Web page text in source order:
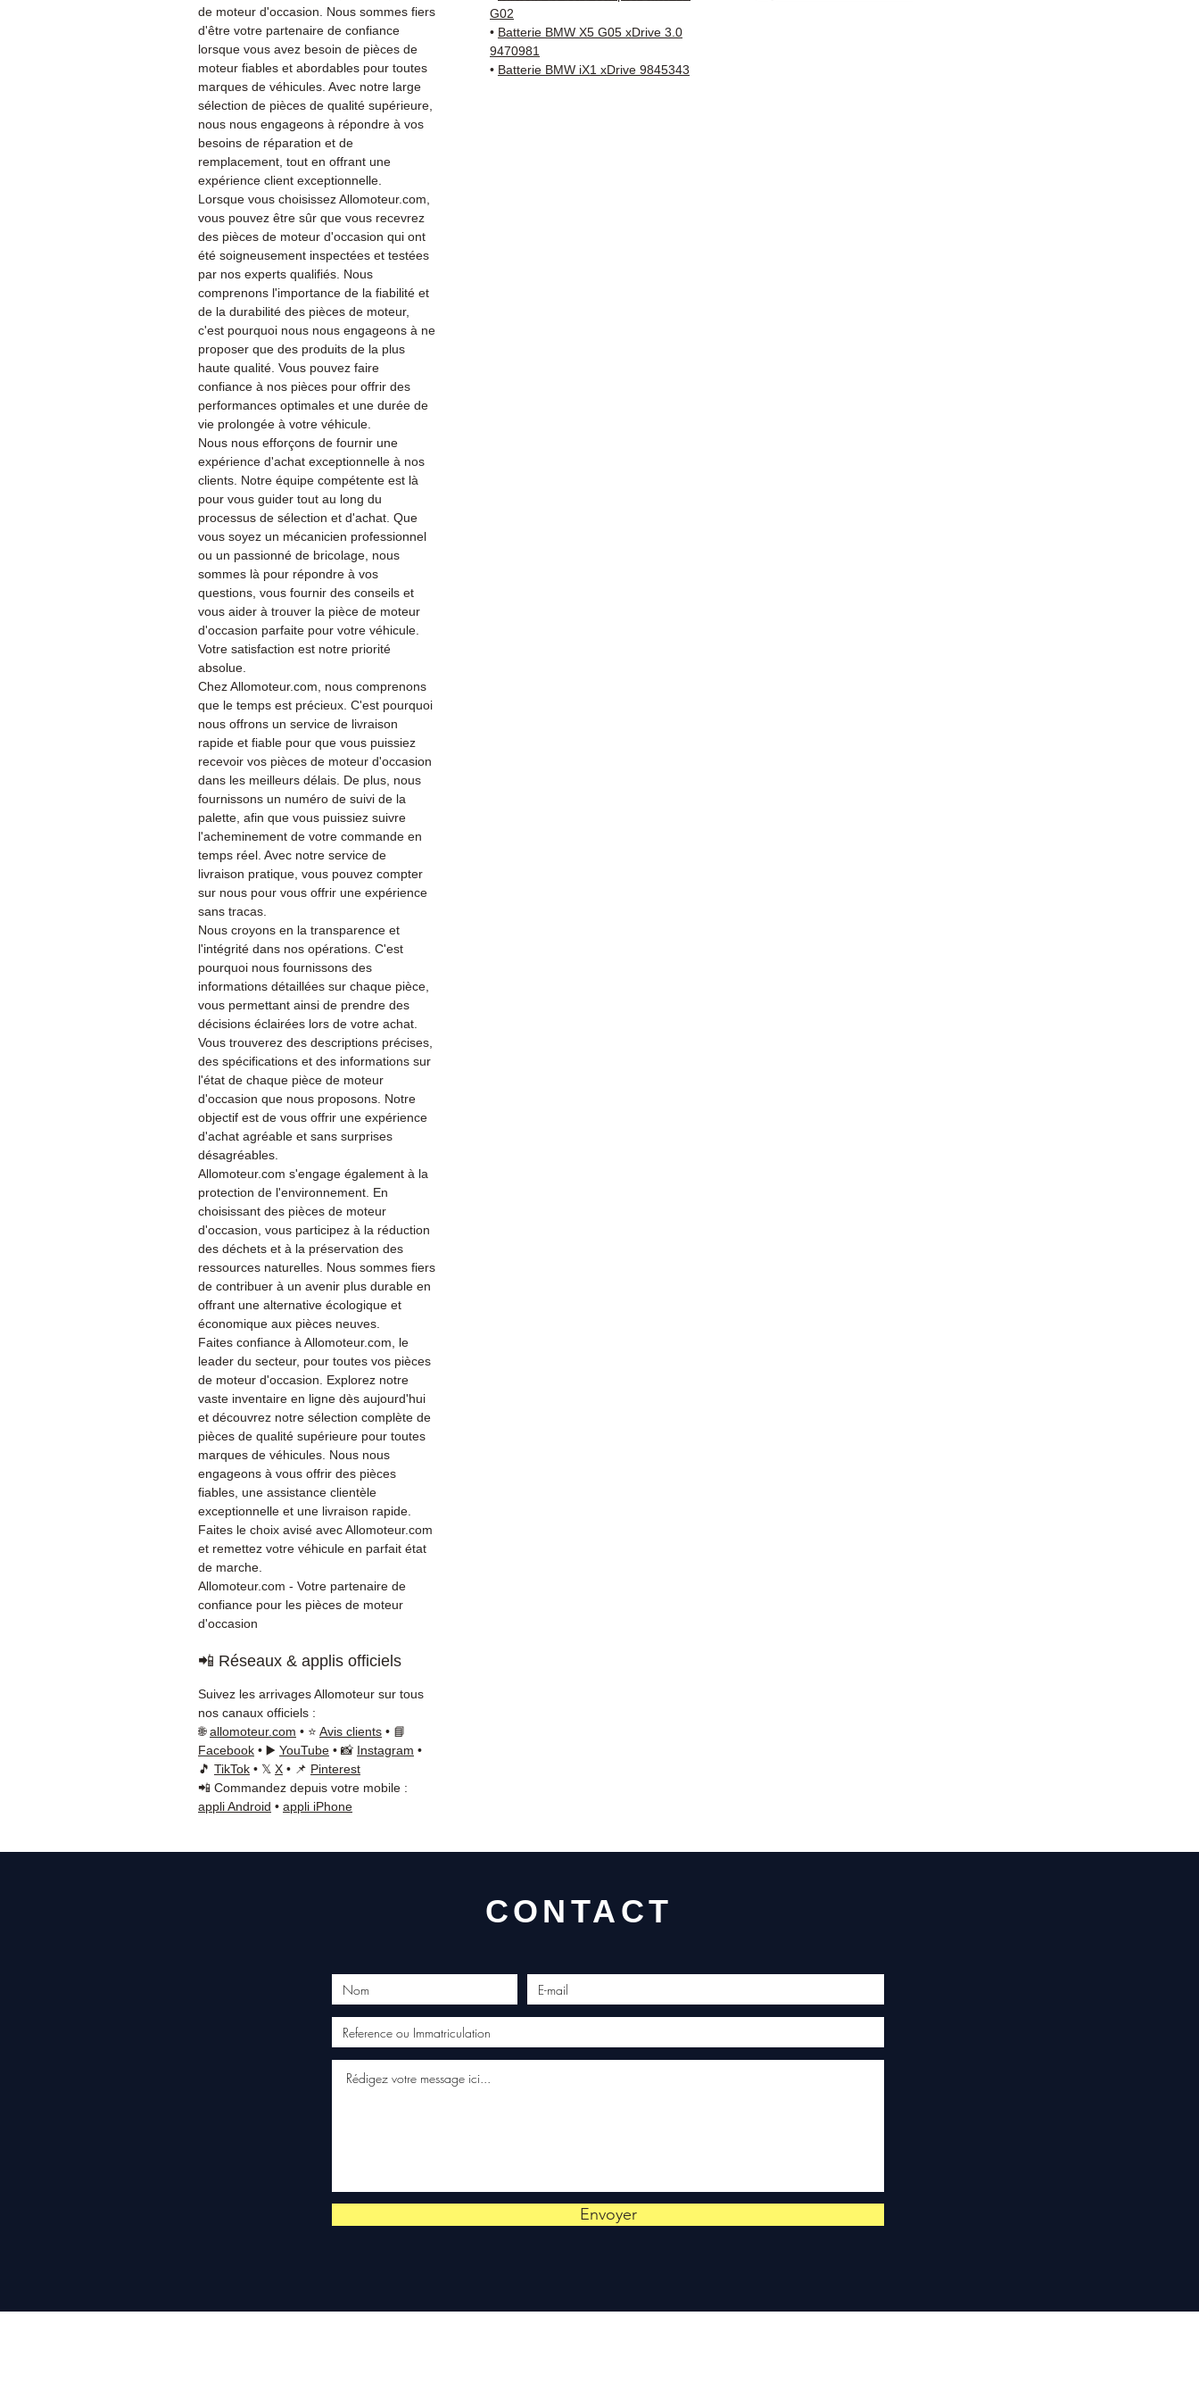
de moteur d'occasion. Nous sommes fiers
d'être votre partenaire de confiance
lorsque vous avez besoin de pièces de
moteur fiables et abordables pour toutes
marques de véhicules. Avec notre large
sélection de pièces de qualité supérieure,
nous nous engageons à répondre à vos
besoins de réparation et de
remplacement, tout en offrant une
expérience client exceptionnelle.
Lorsque vous choisissez Allomoteur.com,
vous pouvez être sûr que vous recevrez
des pièces de moteur d'occasion qui ont
été soigneusement inspectées et testées
par nos experts qualifiés. Nous
comprenons l'importance de la fiabilité et
de la durabilité des pièces de moteur,
c'est pourquoi nous nous engageons à ne
proposer que des produits de la plus
haute qualité. Vous pouvez faire
confiance à nos pièces pour offrir des
performances optimales et une durée de
vie prolongée à votre véhicule.
Nous nous efforçons de fournir une
expérience d'achat exceptionnelle à nos
clients. Notre équipe compétente est là
pour vous guider tout au long du
processus de sélection et d'achat. Que
vous soyez un mécanicien professionnel
ou un passionné de bricolage, nous
sommes là pour répondre à vos
questions, vous fournir des conseils et
vous aider à trouver la pièce de moteur
d'occasion parfaite pour votre véhicule.
Votre satisfaction est notre priorité
absolue.
Chez Allomoteur.com, nous comprenons
que le temps est précieux. C'est pourquoi
nous offrons un service de livraison
rapide et fiable pour que vous puissiez
recevoir vos pièces de moteur d'occasion
dans les meilleurs délais. De plus, nous
fournissons un numéro de suivi de la
palette, afin que vous puissiez suivre
l'acheminement de votre commande en
temps réel. Avec notre service de
livraison pratique, vous pouvez compter
sur nous pour vous offrir une expérience
sans tracas.
Nous croyons en la transparence et
l'intégrité dans nos opérations. C'est
pourquoi nous fournissons des
informations détaillées sur chaque pièce,
vous permettant ainsi de prendre des
décisions éclairées lors de votre achat.
Vous trouverez des descriptions précises,
des spécifications et des informations sur
l'état de chaque pièce de moteur
d'occasion que nous proposons. Notre
objectif est de vous offrir une expérience
d'achat agréable et sans surprises
désagréables.
Allomoteur.com s'engage également à la
protection de l'environnement. En
choisissant des pièces de moteur
d'occasion, vous participez à la réduction
des déchets et à la préservation des
ressources naturelles. Nous sommes fiers
de contribuer à un avenir plus durable en
offrant une alternative écologique et
économique aux pièces neuves.
Faites confiance à Allomoteur.com, le
leader du secteur, pour toutes vos pièces
de moteur d'occasion. Explorez notre
vaste inventaire en ligne dès aujourd'hui
et découvrez notre sélection complète de
pièces de qualité supérieure pour toutes
marques de véhicules. Nous nous
engageons à vous offrir des pièces
fiables, une assistance clientèle
exceptionnelle et une livraison rapide.
Faites le choix avisé avec Allomoteur.com
et remettez votre véhicule en parfait état
de marche.
Allomoteur.com - Votre partenaire de
confiance pour les pièces de moteur
d'occasion
G02
• Batterie BMW X5 G05 xDrive 3.0
9470981
• Batterie BMW iX1 xDrive 9845343
📲 Réseaux & applis officiels
Suivez les arrivages Allomoteur sur tous
nos canaux officiels :
🌐allomoteur.com • ⭐ Avis clients • 📘
Facebook • ▶️ YouTube • 📸 Instagram •
🎵 TikTok • 𝕏 X • 📌 Pinterest
📲 Commandez depuis votre mobile :
appli Android • appli iPhone
CONTACT
Envoyer